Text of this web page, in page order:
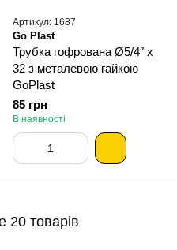
Артикул: 1687
Go Plast
Трубка гофрована Ø5/4″ x
32 з металевою гайкою
GoPlast
85 грн
В наявності
20 товарів